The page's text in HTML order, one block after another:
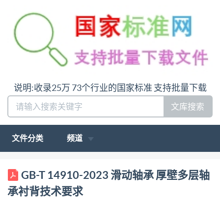
说明:收录25万 73个行业的国家标准 支持批量下载
文库搜索
文件分类 频道
ICS 21.100.10 CCS J12 GB 中华人民共和国国家标准
GB/T 14910—2023 代替GB/T14910—1994 滑动轴承
厚壁多层轴承衬背技术要求 Plain bearings-Technical
GB-T 14910-2023 滑动轴承 厚壁多层轴
承衬背技术要求